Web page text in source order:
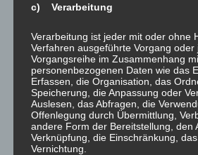
28. Februar 2019
Dieser Beitrag wurde am26. Oktober 2021
veröffentlicht.
c) Verarbeitung
Verarbeitung ist jeder mit oder ohne
Verfahren ausgeführte Vorgang oder
Vorgangsreihe im Zusammenhang
personenbezogenen Daten wie das
Erfassen, die Organisation, das
Speicherung, die Anpassung oder
Auslesen, das Abfragen, die
Offenlegung durch Übermittlung,
andere Form der Bereitstellung, den
Verknüpfung, die Einschränkung,
Vernichtung.